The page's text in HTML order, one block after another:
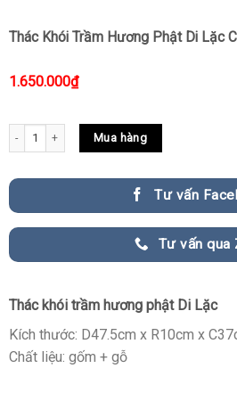
Thác Khói Trầm Hương Phật Di Lặc
1.650.000₫
Thác Khói Trầm Hương Phật Di Lặc CD2015
Mua hàng
Tư vấn
Tư vấn qua
Thác khói trầm hương phật Di Lặc
Kích thước: D47.5cm x R10cm x
Chất liệu: gốm + gỗ